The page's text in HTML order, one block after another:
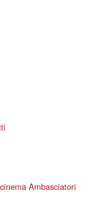
Ambasciatori